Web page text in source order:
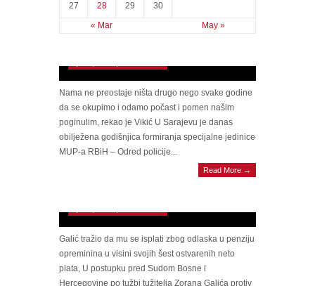
« Mar May »
27 28 29 30
Odreda “Bosna”: Naši najbolji momci su svoje
Nama ne preostaje ništa drugo nego svake godine
da se okupimo i odamo počast i pomen našim
poginulim, rekao je Vikić U Sarajevu je danas
obilježena godišnjica formiranja specijalne jedinice
MUP-a RBiH – Odred policije...
Read More →
BJEGUNAC OD PRAVOSUĐA
Pravobranilaštvo BiH potvrdilo pisanje
Raporta: Galić je izgubio tužbu, mora platiti
Galić tražio da mu se isplati zbog odlaska u penziju
opreminina u visini svojih šest ostvarenih neto
plata, U postupku pred Sudom Bosne i
Hercegovine po tužbi tužitelja Zorana Galića protiv